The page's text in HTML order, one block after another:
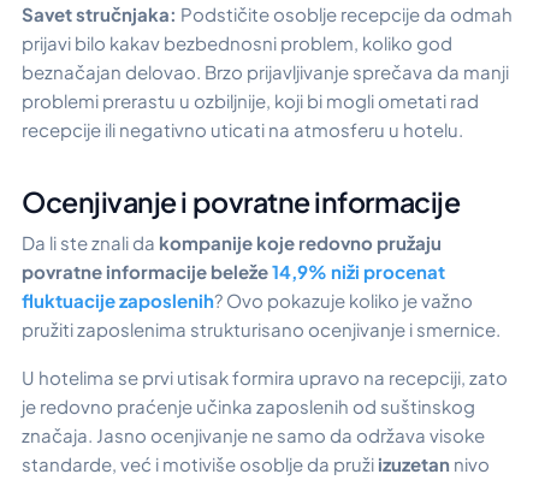
Savet stručnjaka: Podstičite osoblje recepcije da odmah
prijavi bilo kakav bezbednosni problem, koliko god
beznačajan delovao. Brzo prijavljivanje sprečava da manji
problemi prerastu u ozbiljnije, koji bi mogli ometati rad
recepcije ili negativno uticati na atmosferu u hotelu.
Ocenjivanje i povratne informacije
Da li ste znali da kompanije koje redovno pružaju
povratne informacije beleže14,9% niži procenat
fluktuacije zaposlenih? Ovo pokazuje koliko je važno
pružiti zaposlenima strukturisano ocenjivanje i smernice.
U hotelima se prvi utisak formira upravo na recepciji, zato
je redovno praćenje učinka zaposlenih od suštinskog
značaja. Jasno ocenjivanje ne samo da održava visoke
standarde, već i motiviše osoblje da pruži izuzetan nivo